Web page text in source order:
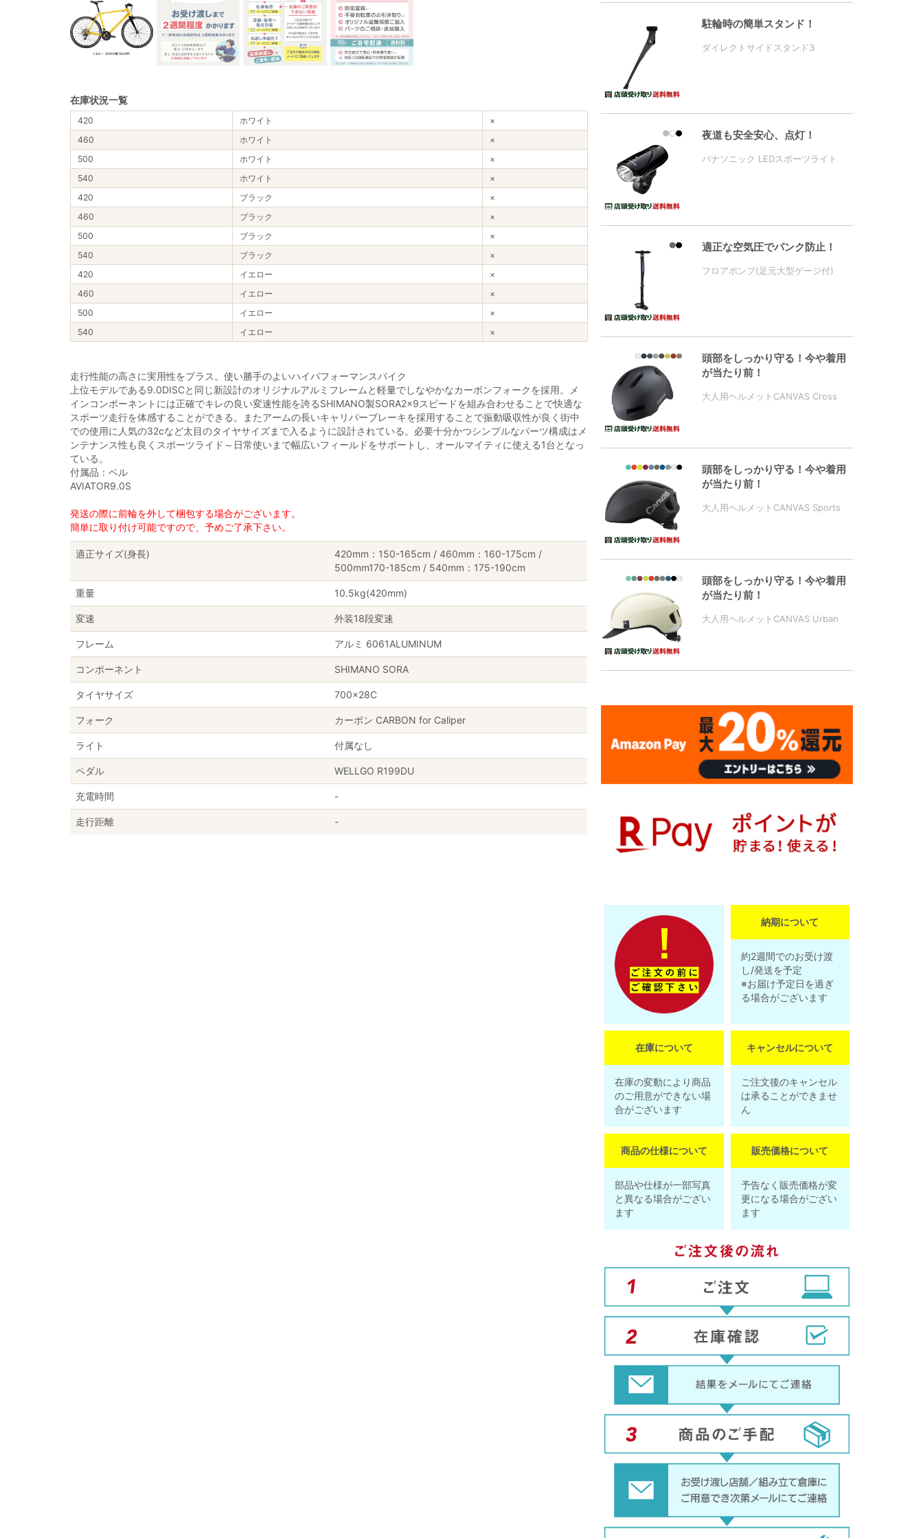
在庫状況一覧
420 ホワイト
×
460
ホワイト
×
500
ホワイト
×
540
ホワイト
×
420
ブラック
×
460
ブラック
×
500
ブラック
×
540
ブラック
×
420
イエロー
×
460
イエロー
×
500
イエロー
×
540
イエロー ×
走行性能の高さに実用性をプラス。使い勝手のよいハイパフォーマンスバイク
上位モデルである9.0DISCと同じ新設計のオリジナルアルミフレームと軽量でしなやかなカーボンフォークを採用。メ
インコンポーネントには正確でキレの良い変速性能を誇るSHIMANO製SORA2×9スピードを組み合わせることで快適な
スポーツ走行を体感することができる。またアームの長いキャリパーブレーキを採用することで振動吸収性が良く街中
での使用に人気の32cなど太目のタイヤサイズまで入るように設計されている。必要十分かつシンプルなパーツ構成はメ
ンテナンス性も良くスポーツライド～日常使いまで幅広いフィールドをサポートし、オールマイティに使える1台となっ
ている。
付属品：ベル
AVIATOR9.0S
発送の際に前輪を外して梱包する場合がございます。
簡単に取り付け可能ですので、予めご了承下さい。
適正サイズ(身長)
420mm：150-165cm / 460mm：160-175cm /
500mm170-185cm / 540mm：175-190cm
重量 10.5kg(420mm)
変速 外装18段変速
フレーム アルミ 6061ALUMINUM
コンポーネント SHIMANO SORA
タイヤサイズ 700×28C
フォーク カーボン CARBON for Caliper
ライト 付属なし
ペダル WELLGO R199DU
充電時間 -
走行距離 -
駐輪時の簡単スタンド！
ダイレクトサイドスタンド3
夜道も安全安心、点灯！
パナソニック LEDスポーツライト
適正な空気圧でパンク防止！
フロアポンプ(足元大型ゲージ付)
頭部をしっかり守る！今や着用
が当たり前！
大人用ヘルメットCANVAS Cross
頭部をしっかり守る！今や着用
が当たり前！
大人用ヘルメットCANVAS Sports
頭部をしっかり守る！今や着用
が当たり前！
大人用ヘルメットCANVAS Urban
納期について
約2週間でのお受け渡
し/発送を予定
※お届け予定日を過ぎ
る場合がございます
在庫について
在庫の変動により商品
のご用意ができない場
合がございます
キャンセルについて
ご注文後のキャンセル
は承ることができませ
ん
商品の仕様について
部品や仕様が一部写真
と異なる場合がござい
ます
販売価格について
予告なく販売価格が変
更になる場合がござい
ます